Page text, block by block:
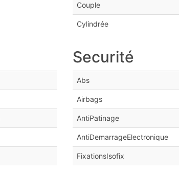
Couple
Cylindrée
Securité
Abs
Airbags
AntiPatinage
AntiDemarrageElectronique
FixationsIsofix